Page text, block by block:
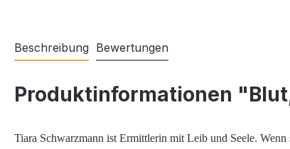
Beschreibung Bewertungen
Produktinformationen
Tiara Schwarzmann ist Ermittlerin mit Leib und Seele. Wenn